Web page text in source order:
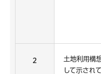
2
土地利用構
して示され